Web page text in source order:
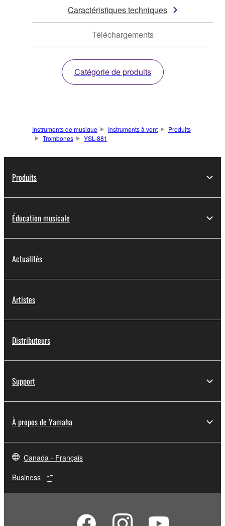
Caractéristiques techniques
Téléchargements
Catégorie de produits
Instruments de musique Instruments à vent
Produits
Trombones
YSL-881
Produits
Éducation musicale
Actualités
Artistes
Distributeurs
Support
À propos de Yamaha
Canada - Français
Business